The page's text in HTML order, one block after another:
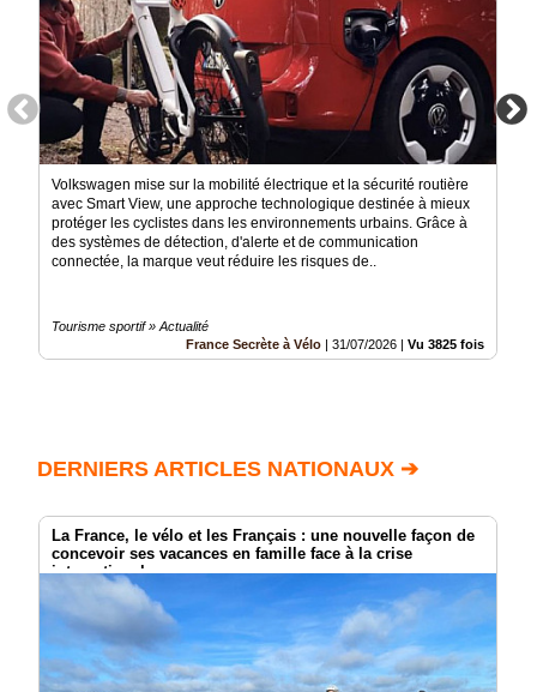
Volkswagen mise sur la mobilité électrique et la sécurité routière
avec Smart View, une approche technologique destinée à mieux
protéger les cyclistes dans les environnements urbains. Grâce à
des systèmes de détection, d'alerte et de communication
connectée, la marque veut réduire les risques de..
Tourisme sportif » Actualité
France Secrète à Vélo | 31/07/2026 | Vu 3825 fois
DERNIERS ARTICLES NATIONAUX ➔
La France, le vélo et les Français : une nouvelle façon de
concevoir ses vacances en famille face à la crise
internationale.